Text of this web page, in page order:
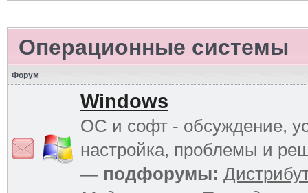
Операционные системы
Форум
Windows
ОС и софт - обсуждение,
настройка, проблемы и
— подфорумы: